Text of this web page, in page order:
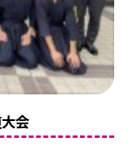
会